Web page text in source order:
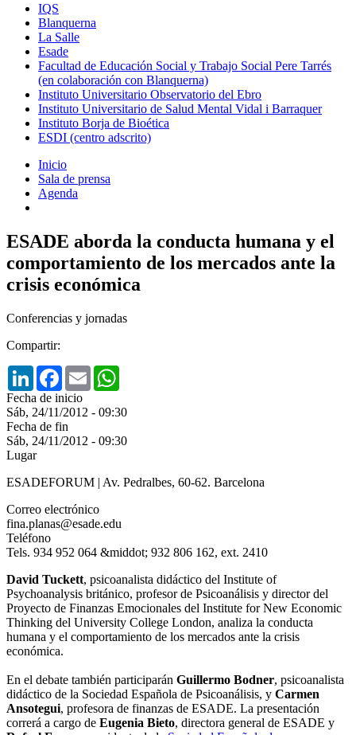
IQS
Blanquerna
La Salle
Esade
Facultad de Educación Social y Trabajo Social Pere Tarrés
(en colaboración con Blanquerna)
Instituto Universitario Observatorio del Ebro
Instituto Universitario de Salud Mental Vidal i Barraquer
Instituto Borja de Bioética
ESDI (centro adscrito)
Inicio
Sala de prensa
Agenda
ESADE aborda la conducta humana y el
comportamiento de los mercados ante la
crisis económica
Conferencias y jornadas
Compartir:
LinkedInFacebook
Email
Fecha de inicio
Sáb, 24/11/2012 - 09:30
Fecha de fin
Sáb, 24/11/2012 - 09:30
Lugar
ESADEFORUM | Av. Pedralbes, 60-62. Barcelona
Correo electrónico
fina.planas@esade.edu
Teléfono
Tels. 934 952 064 &middot; 932 806 162, ext. 2410
David Tuckett, psicoanalista didáctico del Institute of
Psychoanalysis británico, profesor de Psicoanálisis y director del
Proyecto de Finanzas Emocionales del Institute for New Economic
Thinking del University College London, analiza la conducta
humana y el comportamiento de los mercados ante la crisis
económica.
En el debate también participarán Guillermo Bodner, psicoanalista
didáctico de la Sociedad Española de Psicoanálisis, y Carmen
Ansotegui, profesora de finanzas de ESADE. La presentación
correrá a cargo de Eugenia Bieto, directora general de ESADE y